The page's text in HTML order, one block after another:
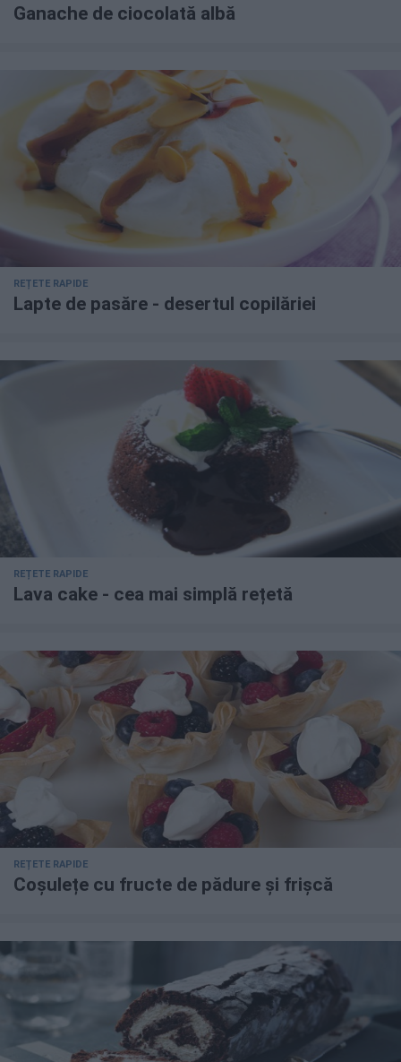
Ganache de ciocolată albă
REȚETE RAPIDE
Lapte de pasăre - desertul copilăriei
REȚETE RAPIDE
Lava cake - cea mai simplă rețetă
REȚETE RAPIDE
Coșulețe cu fructe de pădure și frișcă